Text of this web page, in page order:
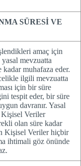
SÜRESİ VE
amaç için
mevzuatta
muhafaza eder.
ilgili mevzuatta
için bir süre
tespit eder, bir süre
davranır. Yasal
Veriler
olan süre kadar
Kişisel Veriler hiçbir
ihtimali göz önünde